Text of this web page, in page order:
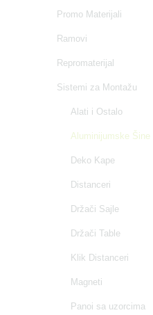
Promo Materijali
Ramovi
Repromaterijal
Sistemi za Montažu
Alati i Ostalo
Aluminijumske Šine
Deko Kape
Distanceri
Držači Sajle
Držači Table
Klik Distanceri
Magneti
Panoi sa uzorcima